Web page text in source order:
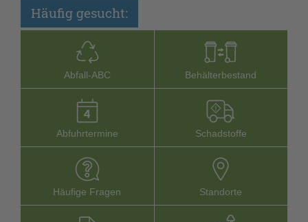
Häufig gesucht:
Abfall-­ABC Behälterbestand
Abfuhrtermine Schadstoffe
Häufige Fragen Stand­orte